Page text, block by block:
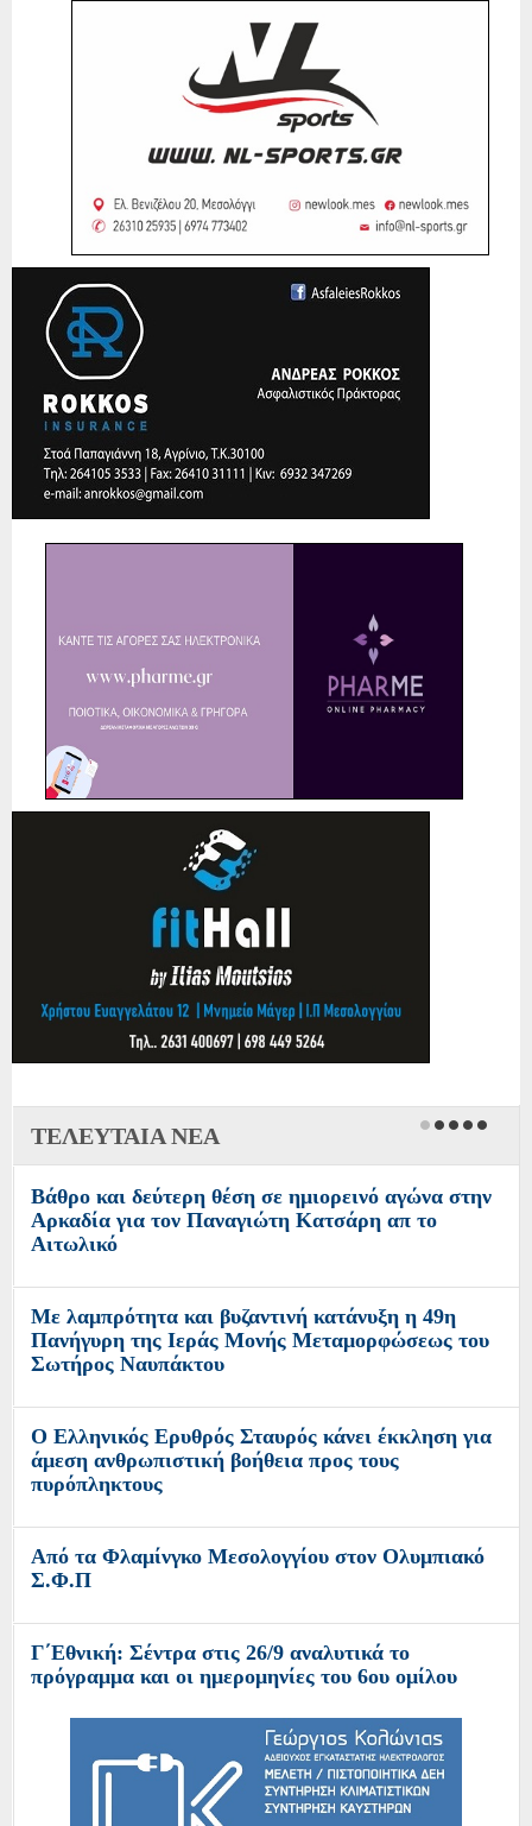
ΤΕΛΕΥΤΑΙΑ ΝΕΑ
Βάθρο και δεύτερη θέση σε ημιορεινό αγώνα στην
Αρκαδία για τον Παναγιώτη Κατσάρη απ το
Αιτωλικό
Με λαμπρότητα και βυζαντινή κατάνυξη η 49η
Πανήγυρη της Ιεράς Μονής Μεταμορφώσεως του
Σωτήρος Ναυπάκτου
Ο Ελληνικός Ερυθρός Σταυρός κάνει έκκληση για
άμεση ανθρωπιστική βοήθεια προς τους
πυρόπληκτους
Από τα Φλαμίνγκο Μεσολογγίου στον Ολυμπιακό
Σ.Φ.Π
Γ΄Εθνική: Σέντρα στις 26/9 αναλυτικά το
πρόγραμμα και οι ημερομηνίες του 6ου ομίλου